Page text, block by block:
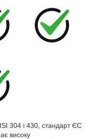
304 і 430, стандарт ЄС
високу